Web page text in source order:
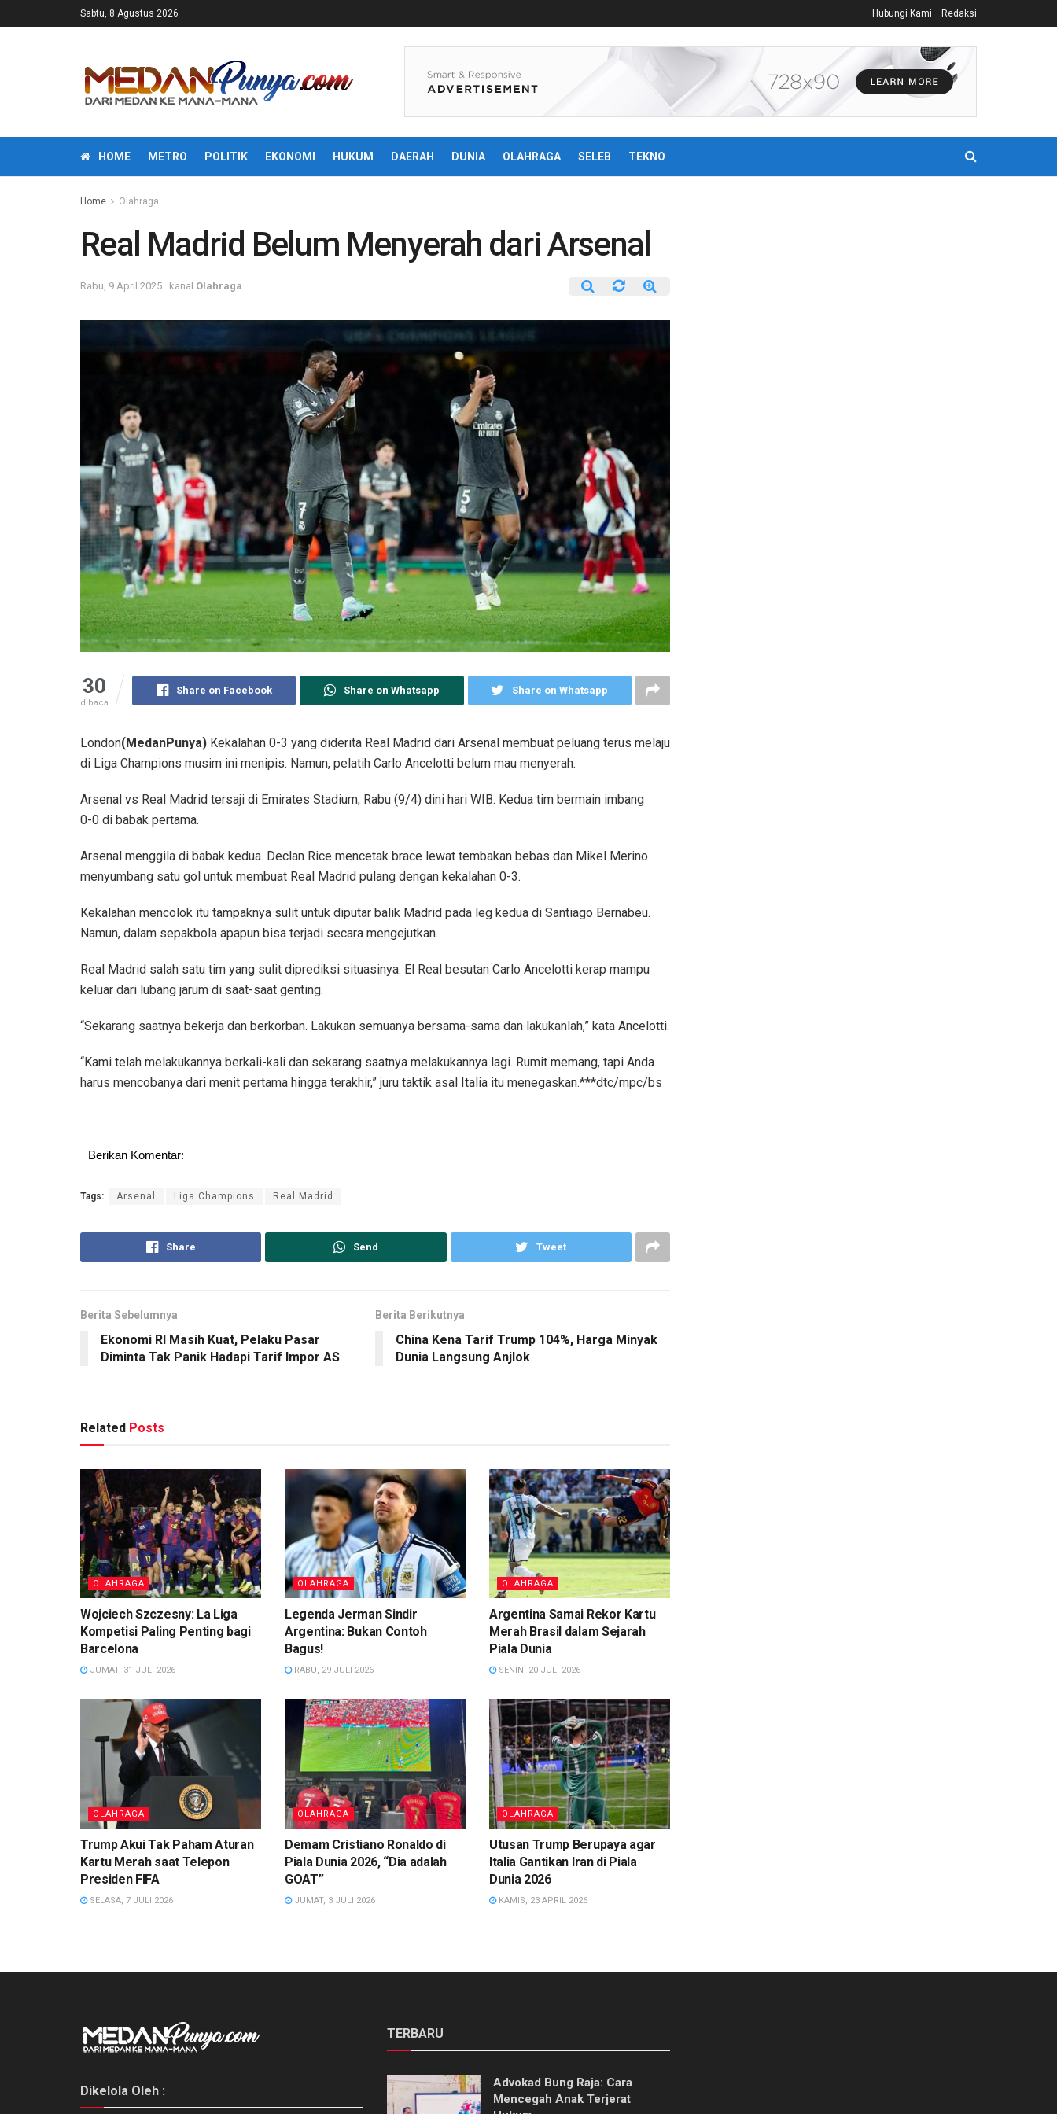
Sabtu, 8 Agustus 2026 Hubungi Kami Redaksi
HOME METRO POLITIK EKONOMI HUKUM DAERAH DUNIA OLAHRAGA SELEB TEKNO
Home Olahraga
Real Madrid Belum Menyerah dari Arsenal
Rabu, 9 April 2025 kanal Olahraga
30
dibaca
Share on Facebook Share on Whatsapp Share on Whatsapp
London(MedanPunya) Kekalahan 0-3 yang diderita Real Madrid dari Arsenal membuat peluang terus melaju
di Liga Champions musim ini menipis. Namun, pelatih Carlo Ancelotti belum mau menyerah.
Arsenal vs Real Madrid tersaji di Emirates Stadium, Rabu (9/4) dini hari WIB. Kedua tim bermain imbang
0-0 di babak pertama.
Arsenal menggila di babak kedua. Declan Rice mencetak brace lewat tembakan bebas dan Mikel Merino
menyumbang satu gol untuk membuat Real Madrid pulang dengan kekalahan 0-3.
Kekalahan mencolok itu tampaknya sulit untuk diputar balik Madrid pada leg kedua di Santiago Bernabeu.
Namun, dalam sepakbola apapun bisa terjadi secara mengejutkan.
Real Madrid salah satu tim yang sulit diprediksi situasinya. El Real besutan Carlo Ancelotti kerap mampu
keluar dari lubang jarum di saat-saat genting.
“Sekarang saatnya bekerja dan berkorban. Lakukan semuanya bersama-sama dan lakukanlah,” kata Ancelotti.
“Kami telah melakukannya berkali-kali dan sekarang saatnya melakukannya lagi. Rumit memang, tapi Anda
harus mencobanya dari menit pertama hingga terakhir,” juru taktik asal Italia itu menegaskan.***dtc/mpc/bs
Berikan Komentar:
Tags: Arsenal Liga Champions Real Madrid
Share Send Tweet
Berita Sebelumnya
Ekonomi RI Masih Kuat, Pelaku Pasar
Diminta Tak Panik Hadapi Tarif Impor AS
Berita Berikutnya
China Kena Tarif Trump 104%, Harga Minyak
Dunia Langsung Anjlok
Related Posts
OLAHRAGA
Wojciech Szczesny: La Liga
Kompetisi Paling Penting bagi
Barcelona
JUMAT, 31 JULI 2026
OLAHRAGA
Legenda Jerman Sindir
Argentina: Bukan Contoh
Bagus!
RABU, 29 JULI 2026
OLAHRAGA
Argentina Samai Rekor Kartu
Merah Brasil dalam Sejarah
Piala Dunia
SENIN, 20 JULI 2026
OLAHRAGA
Trump Akui Tak Paham Aturan
Kartu Merah saat Telepon
Presiden FIFA
SELASA, 7 JULI 2026
OLAHRAGA
Demam Cristiano Ronaldo di
Piala Dunia 2026, “Dia adalah
GOAT”
JUMAT, 3 JULI 2026
OLAHRAGA
Utusan Trump Berupaya agar
Italia Gantikan Iran di Piala
Dunia 2026
KAMIS, 23 APRIL 2026
Dikelola Oleh :
TERBARU
Advokad Bung Raja: Cara
Mencegah Anak Terjerat